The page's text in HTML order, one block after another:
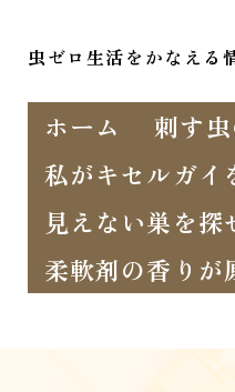
虫ゼロ生活をかなえる
ホーム 刺す
私がキセルガイ
見えない巣を
柔軟剤の香りが